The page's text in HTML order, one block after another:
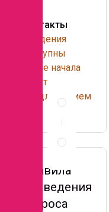
Правила
Контакты
Сведения
доступны
после начала
работы над
предложением
Правила
проведения
запроса